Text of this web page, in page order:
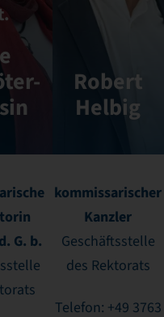
G. b.
Robert
Helbig
kommissarischer
Kanzler
Geschäftsstelle
des Rektorats
Telefon: +49 3763